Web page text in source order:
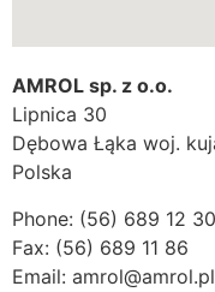
AMROL sp. z o.o.
Lipnica 30
Dębowa Łąka woj.
Polska
Phone: (56) 689 12 30
Fax: (56) 689 11 86
Email: amrol@amrol.pl